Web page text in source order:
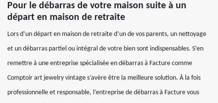
Pour le débarras de votre maison suite à un
départ en maison de retraite
Lors d’un départ en maison de retraite d’un de vos parents, un nettoyage
et un débarras partiel ou intégral de votre bien sont indispensables. S’en
remettre à une entreprise spécialisée en débarras à Facture comme
Comptoir art jewelry vintage s’avère être la meilleure solution. À la fois
professionnelle et responsable, l’entreprise de débarras à Facture vous